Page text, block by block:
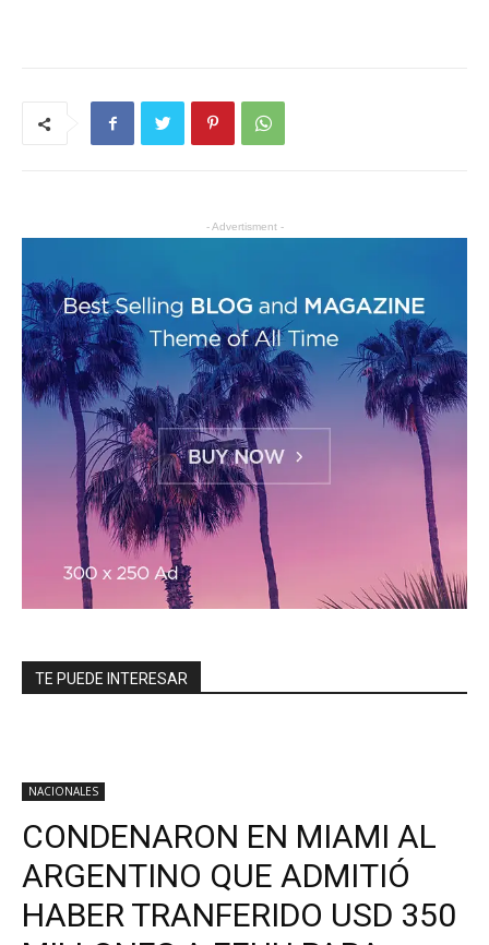
- Advertisment -
TE PUEDE INTERESAR